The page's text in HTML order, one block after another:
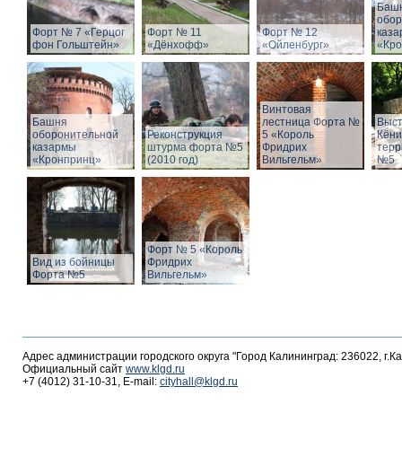
Форт № 7 «Герцог
фон Гольштейн»
Форт № 11
«Дёнхофф»
Форт № 12
«Ойленбург»
Башня
оборонительной
казармы
«Кронпринц»
Реконструкция
штурма форта №5
(2010 год)
Винтовая
лестница Форта №
5 «Король
Фридрих
Вильгельм»
№5
Вид из бойницы
Форта №5
Форт № 5 «Король
Фридрих
Вильгельм»
Адрес администрации городского округа "Город Калининград: 236022,
Официальный сайт www.klgd.ru
+7 (4012) 31-10-31, E-mail: cityhall@klgd.ru